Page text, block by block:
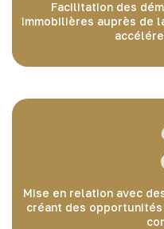
Facilitation des
immobilières auprès de
Mise en relation avec
créant des